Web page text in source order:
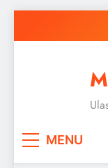
MENU